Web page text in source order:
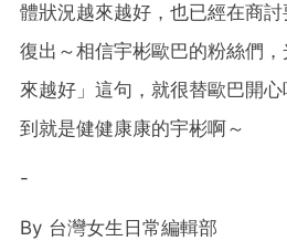
體狀況越來越好，也已經在商
復出～相信宇彬歐巴的粉絲們
來越好」這句，就很替歐巴開
到就是健健康康的宇彬啊～
-
By 台灣女生日常編輯部